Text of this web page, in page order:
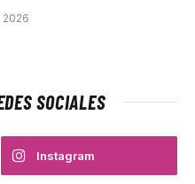
2026
SOCIALES
Instagram